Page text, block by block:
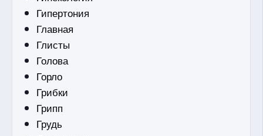
Гипертония
Главная
Глисты
Голова
Горло
Грибки
Грипп
Грудь